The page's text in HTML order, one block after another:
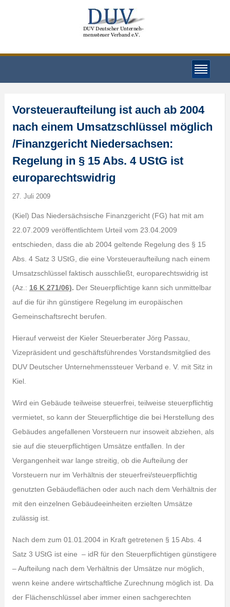
Vorsteueraufteilung ist auch ab 2004
nach einem Umsatzschlüssel möglich
/Finanzgericht Niedersachsen:
Regelung in § 15 Abs. 4 UStG ist
europarechtswidrig
27. Juli 2009
(Kiel) Das Niedersächsische Finanzgericht (FG) hat mit am
22.07.2009 veröffentlichtem Urteil vom 23.04.2009
entschieden, dass die ab 2004 geltende Regelung des § 15
Abs. 4 Satz 3 UStG, die eine Vorsteueraufteilung nach einem
Umsatzschlüssel faktisch ausschließt, europarechtswidrig ist
(Az.: 16 K 271/06). Der Steuerpflichtige kann sich unmittelbar
auf die für ihn günstigere Regelung im europäischen
Gemeinschaftsrecht berufen.
Hierauf verweist der Kieler Steuerberater Jörg Passau,
Vizepräsident und geschäftsführendes Vorstandsmitglied des
DUV Deutscher Unternehmenssteuer Verband e. V. mit Sitz in
Kiel.
Wird ein Gebäude teilweise steuerfrei, teilweise steuerpflichtig
vermietet, so kann der Steuerpflichtige die bei Herstellung des
Gebäudes angefallenen Vorsteuern nur insoweit abziehen, als
sie auf die steuerpflichtigen Umsätze entfallen. In der
Vergangenheit war lange streitig, ob die Aufteilung der
Vorsteuern nur im Verhältnis der steuerfrei/steuerpflichtig
genutzten Gebäudeflächen oder auch nach dem Verhältnis der
mit den einzelnen Gebäudeeinheiten erzielten Umsätze
zulässig ist.
Nach dem zum 01.01.2004 in Kraft getretenen § 15 Abs. 4
Satz 3 UStG ist eine – idR für den Steuerpflichtigen günstigere
– Aufteilung nach dem Verhältnis der Umsätze nur möglich,
wenn keine andere wirtschaftliche Zurechnung möglich ist. Da
der Flächenschlüssel aber immer einen sachgerechten